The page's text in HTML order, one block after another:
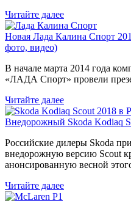
Читайте далее
Новая Лада Калина Спорт
фото, видео)
В начале марта 2014 года
«ЛАДА Спорт» провели
Читайте далее
Внедорожный Skoda Kodiaq
Российские дилеры Skoda
внедорожную версию Scout
анонсированную весной
Читайте далее